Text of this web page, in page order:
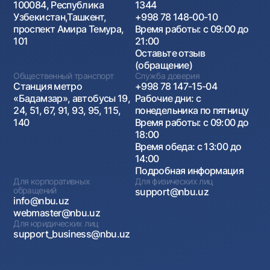
100084, Республика
Узбекистан,Ташкент,
проспект Амира Темура,
101
1344
+998 78 148-00-10
Время работы: с 09:00 до
21:00
Оставьте отзыв
(обращение)
Общественный транспорт
Станция метро
«Бадамзар», автобусы 19,
24, 51, 67, 91, 93, 95, 115,
140
Служба доверия
+998 78 147-15-04
Рабочие дни: с
понедельника по пятницу
Время работы: с 09:00 до
18:00
Время обеда: с 13:00 до
14:00
Подробная информация
Для корпоративных
обращений
info@nbu.uz
webmaster@nbu.uz
Для физических лиц
support@nbu.uz
Для юридических лиц
support_business@nbu.uz